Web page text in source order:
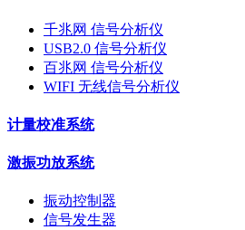
千兆网 信号分析仪
USB2.0 信号分析仪
百兆网 信号分析仪
WIFI 无线信号分析仪
计量校准系统
激振功放系统
振动控制器
信号发生器